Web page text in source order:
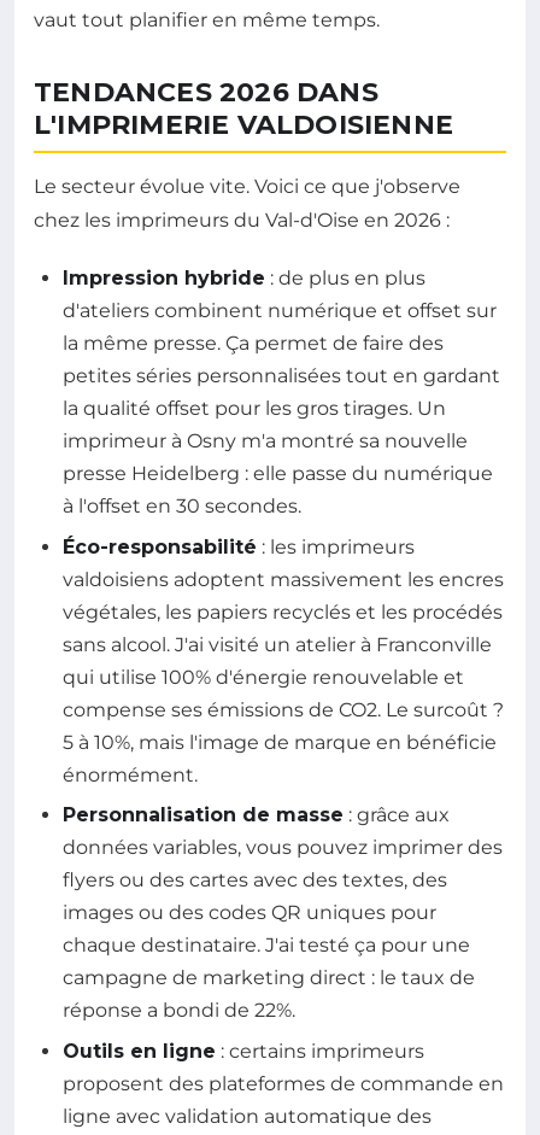
vaut tout planifier en même temps.
TENDANCES 2026 DANS
L'IMPRIMERIE VALDOISIENNE
Le secteur évolue vite. Voici ce que j'observe
chez les imprimeurs du Val-d'Oise en 2026 :
Impression hybride : de plus en plus
d'ateliers combinent numérique et offset sur
la même presse. Ça permet de faire des
petites séries personnalisées tout en gardant
la qualité offset pour les gros tirages. Un
imprimeur à Osny m'a montré sa nouvelle
presse Heidelberg : elle passe du numérique
à l'offset en 30 secondes.
Éco-responsabilité : les imprimeurs
valdoisiens adoptent massivement les encres
végétales, les papiers recyclés et les procédés
sans alcool. J'ai visité un atelier à Franconville
qui utilise 100% d'énergie renouvelable et
compense ses émissions de CO2. Le surcoût ?
5 à 10%, mais l'image de marque en bénéficie
énormément.
Personnalisation de masse : grâce aux
données variables, vous pouvez imprimer des
flyers ou des cartes avec des textes, des
images ou des codes QR uniques pour
chaque destinataire. J'ai testé ça pour une
campagne de marketing direct : le taux de
réponse a bondi de 22%.
Outils en ligne : certains imprimeurs
proposent des plateformes de commande en
ligne avec validation automatique des